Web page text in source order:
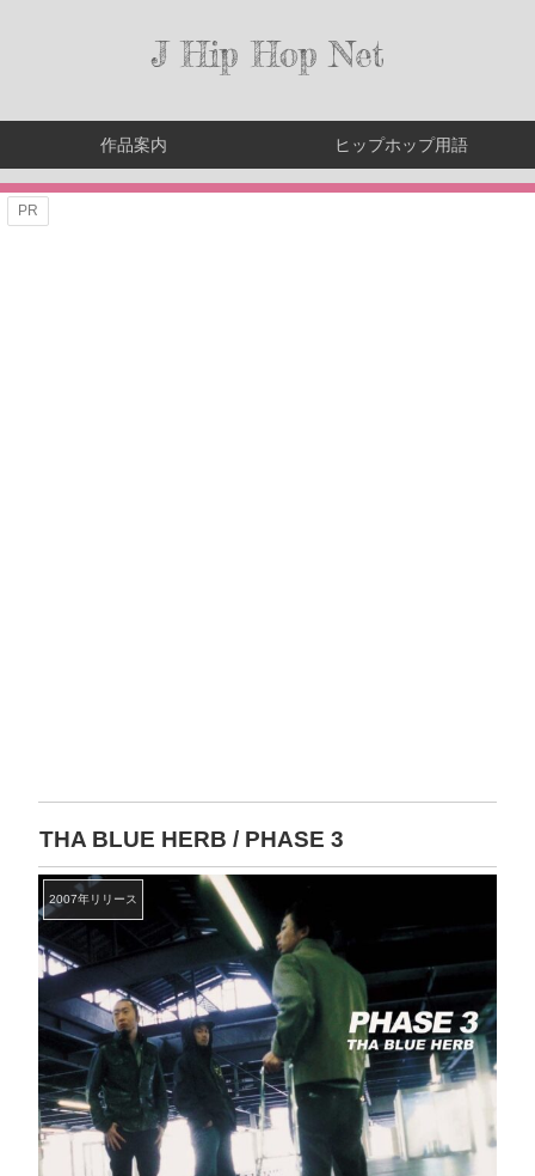
J Hip Hop Net
作品案内 ヒップホップ用語
PR
THA BLUE HERB / PHASE 3
2007年リリース